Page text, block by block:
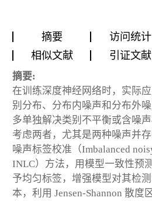
摘要 访问统计
相似文献
引证文献
摘要:
在训练深度神经网络时，实际
别分布、分布内噪声和分布外
多单独解决类别不平衡或含噪
考虑两者，尤其是两种噪声并
噪声标签校准（Imbalanced
INLC）方法，用模型一致性预
予均匀标签，增强模型对其检
本，利用 Jensen-Shannon 散度